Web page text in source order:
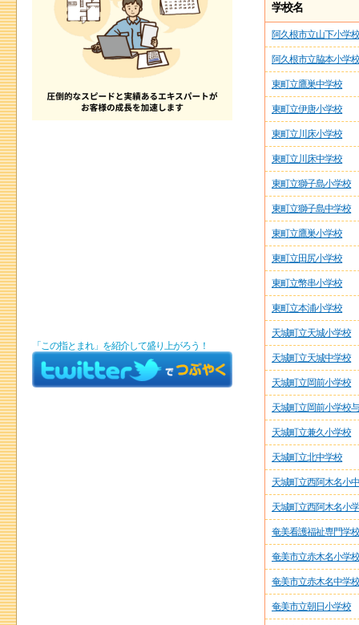
学校名
阿久根市立山下小学校
阿久根市立脇本小学校
東町立鷹巣中学校
東町立伊唐小学校
東町立川床小学校
東町立川床中学校
東町立獅子島小学校
東町立獅子島中学校
東町立鷹巣小学校
東町立田尻小学校
東町立幣串小学校
東町立本浦小学校
天城町立天城小学校
天城町立天城中学校
天城町立岡前小学校
天城町立岡前小学校
天城町立兼久小学校
天城町立北中学校
天城町立西阿木名小
天城町立西阿木名小
奄美看護福祉専門学校
奄美市立赤木名小学校
奄美市立赤木名中学校
奄美市立朝日小学校
「この指とまれ」を紹介して盛り上がろう！